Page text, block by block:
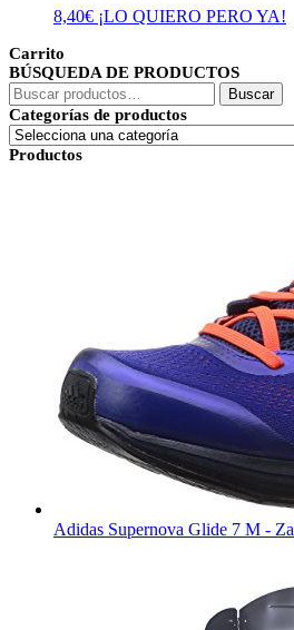
8,40€ ¡LO QUIERO PERO YA!
Carrito
BÚSQUEDA DE PRODUCTOS
Buscar
por:
Buscar
Categorías de productos
Productos
Adidas Supernova Glide 7 M -